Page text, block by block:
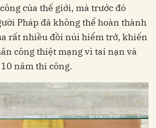
của thế giới, mà trước đó
Pháp đã không thể hoàn thành
rất nhiều đồi núi hiểm trở, khiến
công thiệt mạng vì tai nạn và
năm thi công.